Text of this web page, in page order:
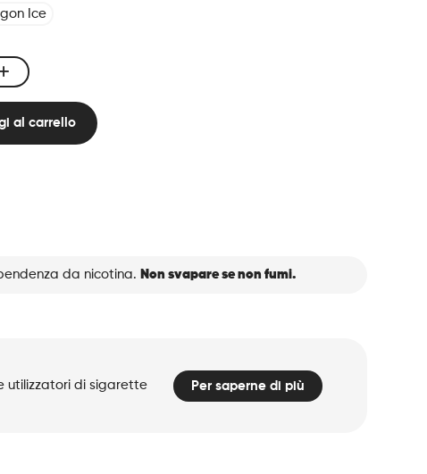
Ice
al carrello
da nicotina. Non svapare se non fumi.
utilizzatori di sigarette
Per saperne di più